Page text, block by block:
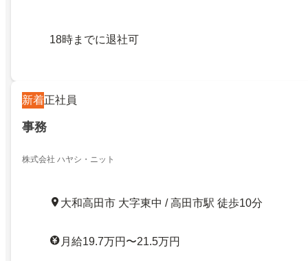
18時までに退社可
新着正社員
事務
株式会社 ハヤシ・ニット
大和高田市 大字東中 / 高田市駅 徒歩10分
月給19.7万円〜21.5万円